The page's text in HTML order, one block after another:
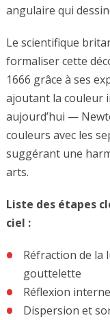
angulaire qui
Le scientifique
formaliser cette
1666 grâce à ses
ajoutant la couleur
aujourd’hui —
couleurs avec les
suggérant une
arts.
Liste des étapes
ciel :
Réfraction de la
gouttelette
Réflexion
Dispersion et